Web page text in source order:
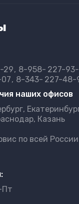
29 8-958- 227-
8-343- 227-48-
наших офисов
Казань
по всей
Пт